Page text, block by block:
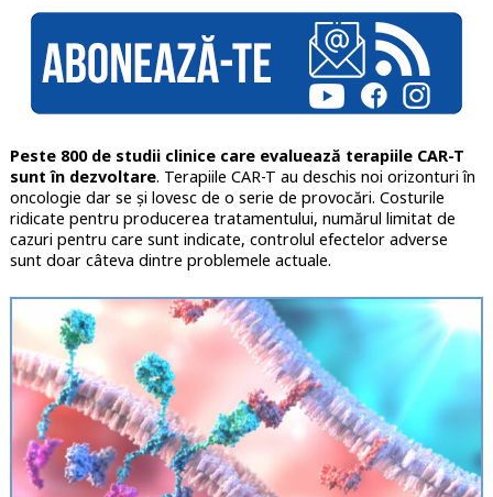
Peste 800 de studii clinice care evaluează terapiile CAR-T
sunt în dezvoltare. Terapiile CAR-T au deschis noi orizonturi în
oncologie dar se și lovesc de o serie de provocări. Costurile
ridicate pentru producerea tratamentului, numărul limitat de
cazuri pentru care sunt indicate, controlul efectelor adverse
sunt doar câteva dintre problemele actuale.